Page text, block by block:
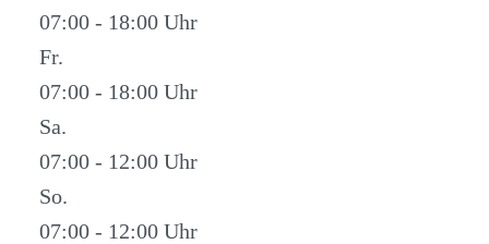
07:00 - 18:00
Fr.
07:00 - 18:00
Sa.
07:00 - 12:00
So.
07:00 - 12:00